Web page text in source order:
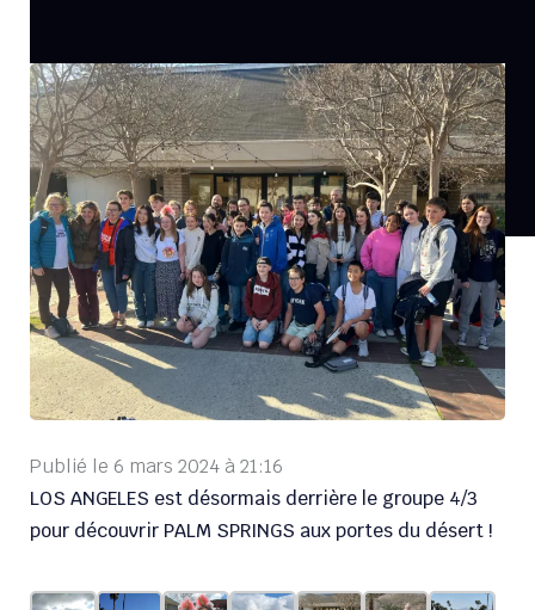
Publié le 6 mars 2024 à21:16
LOS ANGELES est désormais derrière le groupe 4/3
pour découvrir PALM SPRINGS aux portes du désert !